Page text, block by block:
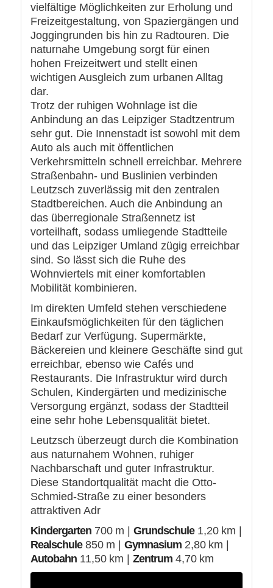
vielfältige Möglichkeiten zur Erholung und
Freizeitgestaltung, von Spaziergängen und
Joggingrunden bis hin zu Radtouren. Die
naturnahe Umgebung sorgt für einen
hohen Freizeitwert und stellt einen
wichtigen Ausgleich zum urbanen Alltag
dar.
Trotz der ruhigen Wohnlage ist die
Anbindung an das Leipziger Stadtzentrum
sehr gut. Die Innenstadt ist sowohl mit dem
Auto als auch mit öffentlichen
Verkehrsmitteln schnell erreichbar. Mehrere
Straßenbahn- und Buslinien verbinden
Leutzsch zuverlässig mit den zentralen
Stadtbereichen. Auch die Anbindung an
das überregionale Straßennetz ist
vorteilhaft, sodass umliegende Stadtteile
und das Leipziger Umland zügig erreichbar
sind. So lässt sich die Ruhe des
Wohnviertels mit einer komfortablen
Mobilität kombinieren.
Im direkten Umfeld stehen verschiedene
Einkaufsmöglichkeiten für den täglichen
Bedarf zur Verfügung. Supermärkte,
Bäckereien und kleinere Geschäfte sind gut
erreichbar, ebenso wie Cafés und
Restaurants. Die Infrastruktur wird durch
Schulen, Kindergärten und medizinische
Versorgung ergänzt, sodass der Stadtteil
eine sehr hohe Lebensqualität bietet.
Leutzsch überzeugt durch die Kombination
aus naturnahem Wohnen, ruhiger
Nachbarschaft und guter Infrastruktur.
Diese Standortqualität macht die Otto-
Schmied-Straße zu einer besonders
attraktiven Adr
Kindergarten700 m | Grundschule1,20 km |
Realschule850 m | Gymnasium2,80 km |
Autobahn11,50 km | Zentrum4,70 km